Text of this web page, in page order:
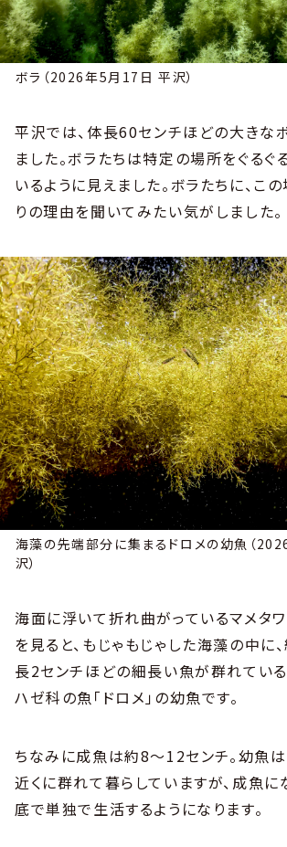
ボラ（2026年5月17日 平沢）
平沢では、体長60センチほどの大きな
ました。ボラたちは特定の場所をぐるぐ
いるように見えました。ボラたちに、こ
りの理由を聞いてみたい気がしました。
海藻の先端部分に集まるドロメの幼魚（
沢）
海面に浮いて折れ曲がっているマメタ
を見ると、もじゃもじゃした海藻の中に
長2センチほどの細長い魚が群れている
ハゼ科の魚「ドロメ」の幼魚です。
ちなみに成魚は約8～12センチ。幼魚
近くに群れて暮らしていますが、成魚
底で単独で生活するようになります。